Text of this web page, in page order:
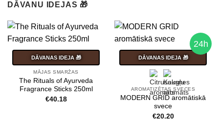
DĀVANU IDEJAS 🎁
DĀVANAS IDEJA 🎁
MĀJAS SMARŽAS
The Rituals of Ayurveda
Fragrance Sticks 250ml
€40.18
24h
DĀVANAS IDEJA 🎁
AROMATIZĒTAS SVECES
MODERN GRID aromātiskā
svece
€20.20